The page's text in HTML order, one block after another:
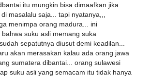
itu mungkin bisa dimaafkan jika
masalalu saja... tapi nyatanya,,,
menimpa orang madura... ini
suku asli memang suka
sepatutnya diusut demi keadilan...
akan merasakan kalau ada orang jawa
sumatera dibantai... orang sulawesi
suku asli yang semacam itu tidak hanya